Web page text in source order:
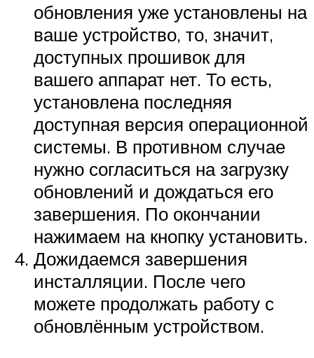
обновления уже установлены на
ваше устройство, то, значит,
доступных прошивок для
вашего аппарат нет. То есть,
установлена последняя
доступная версия операционной
системы. В противном случае
нужно согласиться на загрузку
обновлений и дождаться его
завершения. По окончании
нажимаем на кнопку установить.
Дожидаемся завершения
инсталляции. После чего
можете продолжать работу с
обновлённым устройством.